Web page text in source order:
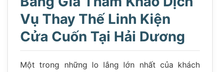
Vụ Thay Thế Linh Kiện
Cửa Cuốn Tại Hải Dương
Một trong những lo lắng lớn nhất của khách